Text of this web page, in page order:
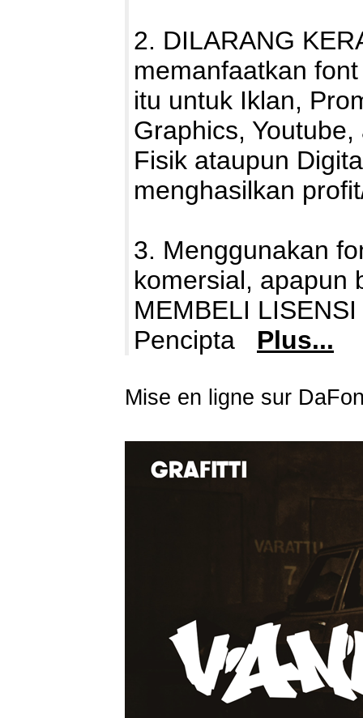
2. DILARANG
memanfaatkan
itu untuk Iklan,
Graphics,
Fisik ataupun
menghasilkan
3. Menggunakan
komersial, apapun
MEMBELI
Pencipta Plus...
Mise en ligne sur